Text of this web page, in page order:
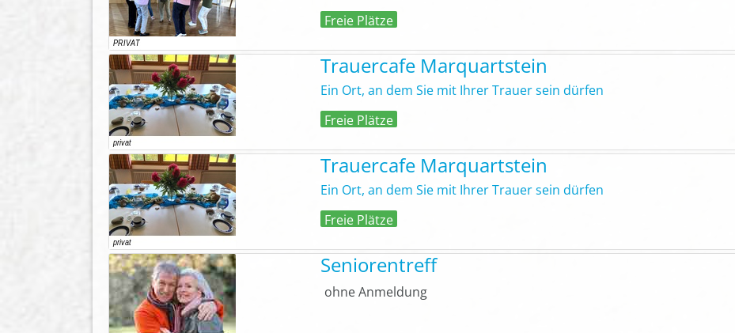
Freie Plätze
Trauercafe Marquartstein
Ein Ort, an dem Sie mit Ihrer Trauer sein dürfen
Freie Plätze
Trauercafe Marquartstein
Ein Ort, an dem Sie mit Ihrer Trauer sein dürfen
Freie Plätze
Seniorentreff
ohne Anmeldung